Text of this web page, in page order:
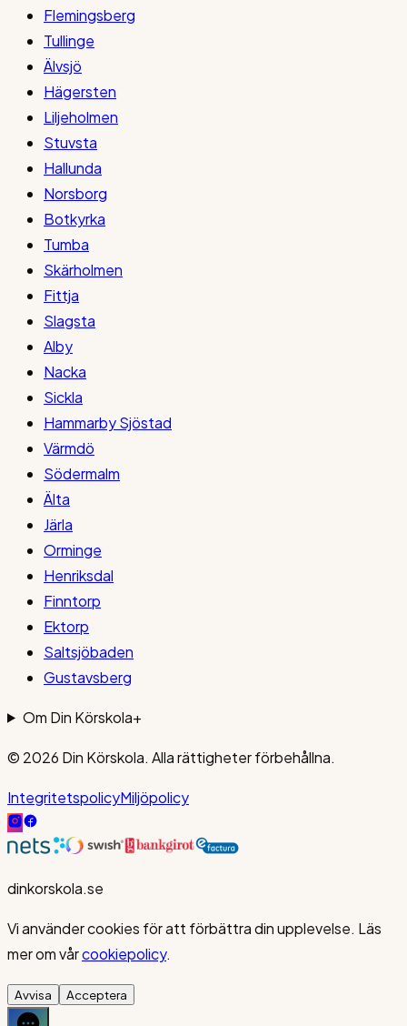
Flemingsberg
Tullinge
Älvsjö
Hägersten
Liljeholmen
Stuvsta
Hallunda
Norsborg
Botkyrka
Tumba
Skärholmen
Fittja
Slagsta
Alby
Nacka
Sickla
Hammarby Sjöstad
Värmdö
Södermalm
Älta
Järla
Orminge
Henriksdal
Finntorp
Ektorp
Saltsjöbaden
Gustavsberg
Om Din Körskola+
© 2026 Din Körskola. Alla rättigheter förbehållna.
IntegritetspolicyMiljöpolicy
dinkorskola.se
Vi använder cookies för att förbättra din upplevelse. Läs
mer om vårcookiepolicy.
Avvisa Acceptera